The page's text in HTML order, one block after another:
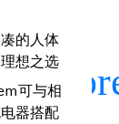
的人体
想之选
可与相
器搭配